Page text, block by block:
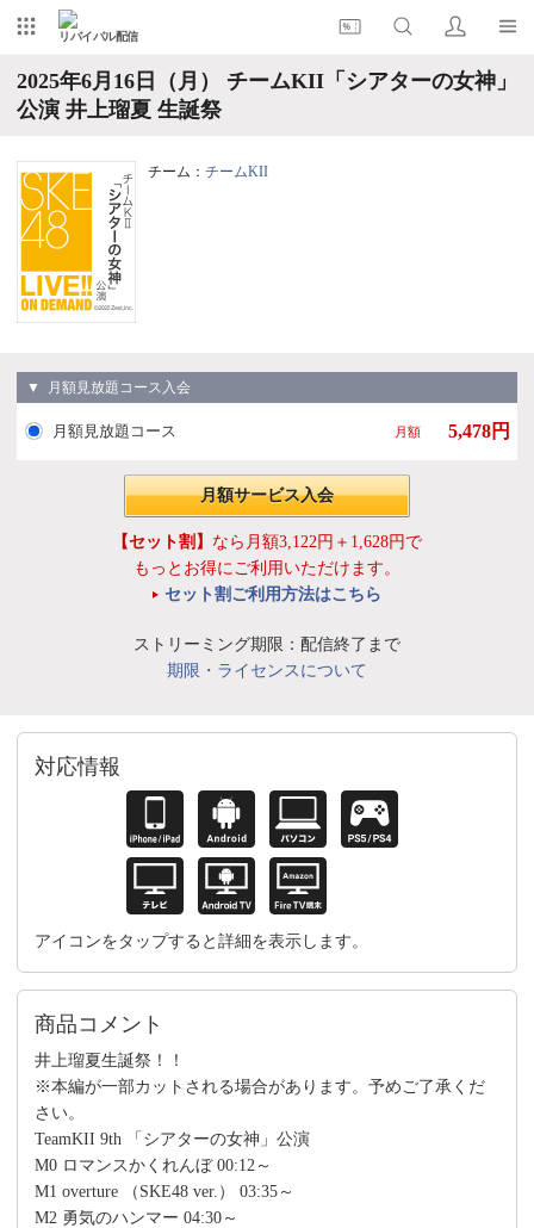
リバイバル配信
2025年6月16日（月） チームKII「シアターの女神」
公演 井上瑠夏 生誕祭
チーム： チームKII
▼ 月額見放題コース入会
月額見放題コース 月額 5,478円
月額サービス入会
【セット割】 なら月額3,122円＋1,628円で
もっとお得にご利用いただけます。
セット割ご利用方法はこちら
ストリーミング期限：配信終了まで
期限・ライセンスについて
対応情報
アイコンをタップすると詳細を表示します。
商品コメント
井上瑠夏生誕祭！！
※本編が一部カットされる場合があります。予めご了承くだ
さい。
TeamKII 9th 「シアターの女神」公演
M0 ロマンスかくれんぼ 00:12～
M1 overture （SKE48 ver.） 03:35～
M2 勇気のハンマー 04:30～